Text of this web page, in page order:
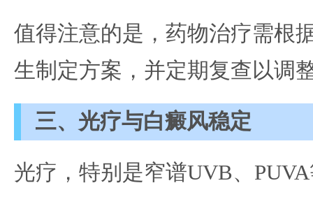
值得注意的是，药物治疗需根
生制定方案，并定期复查以调
三、光疗与白癜风稳定
光疗，特别是窄谱UVB、